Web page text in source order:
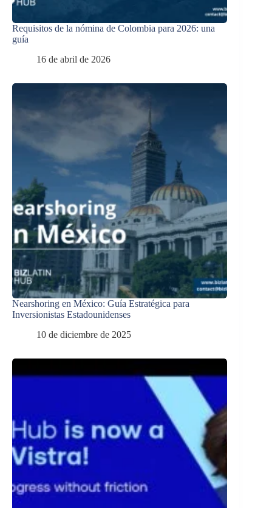
Requisitos de la nómina de Colombia para 2026: una
guía
16 de abril de 2026
Nearshoring en México: Guía Estratégica para
Inversionistas Estadounidenses
10 de diciembre de 2025